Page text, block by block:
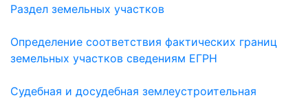
Раздел земельных участков
Определение соответствия фактических границ
земельных участков сведениям ЕГРН
Судебная и досудебная землеустроительная